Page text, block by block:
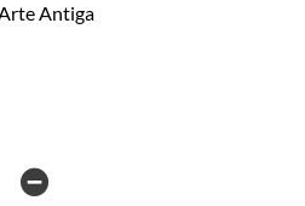
Antiga